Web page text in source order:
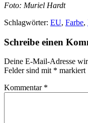
Foto: Muriel Hardt
Schlagwörter: EU, Farbe,
Schreibe einen
Deine E-Mail-Adresse
Felder sind mit * markiert
Kommentar *